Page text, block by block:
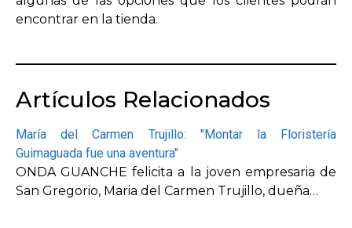
encontrar en la tienda.
Artículos Relacionados
María del Carmen Trujillo: "Montar la Floristería
Guimaguada fue una aventura"
ONDA GUANCHE felicita a la joven empresaria de
San Gregorio, Maria del Carmen Trujillo, dueña…